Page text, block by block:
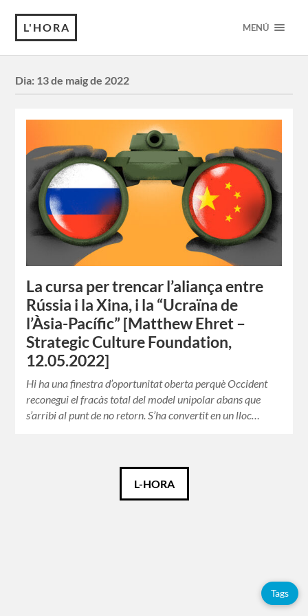
L'HORA MENÚ
Dia: 13 de maig de 2022
La cursa per trencar l’aliança entre
Rússia i la Xina, i la “Ucraïna de
l’Àsia-Pacífic” [Matthew Ehret –
Strategic Culture Foundation,
12.05.2022]
Hi ha una finestra d’oportunitat oberta perquè Occident
reconegui el fracàs total del model unipolar abans que
s’arribi al punt de no retorn. S’ha convertit en un lloc…
L-HORA
Tags